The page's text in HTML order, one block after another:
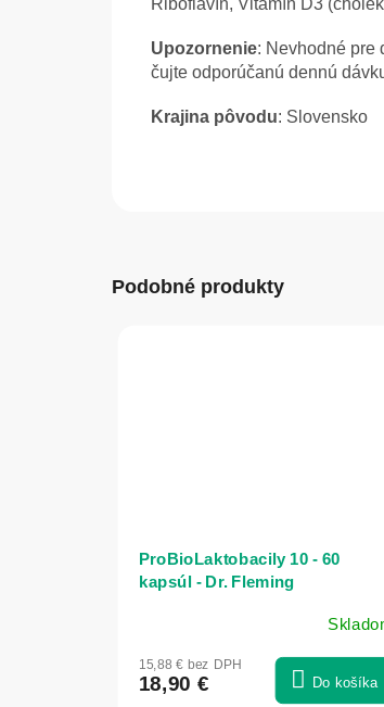
Upozornenie: Nevhodné pre
čujte odporúčanú dennú
Krajina pôvodu: Slovensko
Podobné produkty
ProBioLaktobacily 10 - 60
kapsúl - Dr. Fleming
15,88 € bez DPH
18,90 € Do košíka